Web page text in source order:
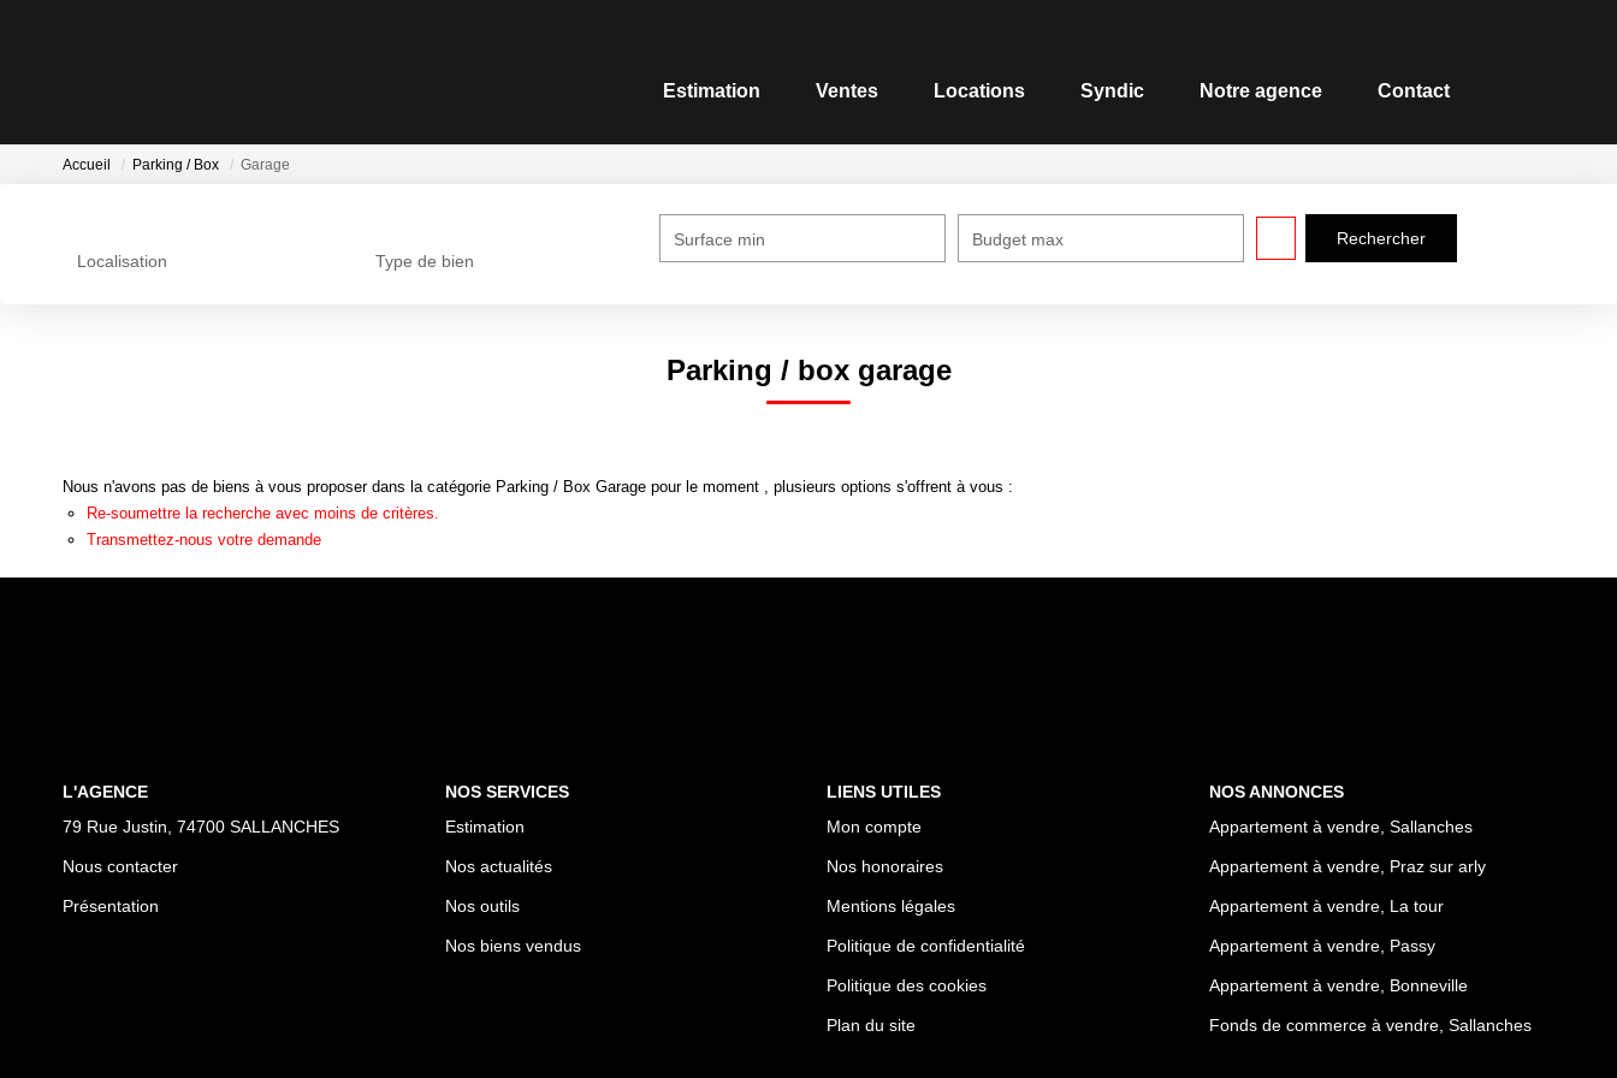
Estimation Ventes Locations Syndic Notre agence Contact
Accueil Parking / Box Garage
Localisation Type de bien
Surface min Budget max
Parking / box garage
Nous n'avons pas de biens à vous proposer dans la catégorie Parking / Box Garage pour le moment , plusieurs options s'offrent à vous :
Re-soumettre la recherche avec moins de critères.
Transmettez-nous votre demande
L'AGENCE
79 Rue Justin, 74700 SALLANCHES
Nous contacter
Présentation
NOS SERVICES
Estimation
Nos actualités
Nos outils
Nos biens vendus
LIENS UTILES
Mon compte
Nos honoraires
Mentions légales
Politique de confidentialité
Politique des cookies
Plan du site
NOS ANNONCES
Appartement à vendre, Sallanches
Appartement à vendre, Praz sur arly
Appartement à vendre, La tour
Appartement à vendre, Passy
Appartement à vendre, Bonneville
Fonds de commerce à vendre, Sallanches